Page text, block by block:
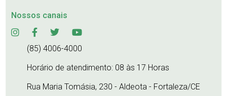
Nossos canais
(85) 4006-4000
Horário de atendimento: 08 às 17 Horas
Rua Maria Tomásia, 230 - Aldeota - Fortaleza/CE